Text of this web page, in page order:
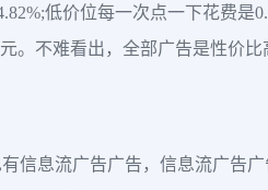
低价位每一次点一下花费
。不难看出，全部广告是性价
信息流广告广告，信息流广告